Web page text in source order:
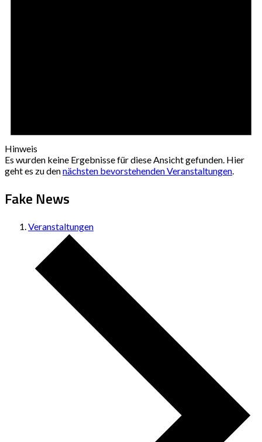
Hinweis
Es wurden keine Ergebnisse für diese Ansicht gefunden. Hier
geht es zu dennächsten bevorstehenden Veranstaltungen.
Fake News
Veranstaltungen